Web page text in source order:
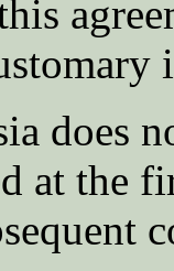
does
at the